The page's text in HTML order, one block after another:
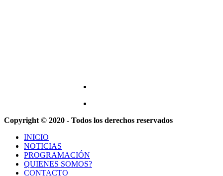
Copyright © 2020 - Todos los derechos reservados
INICIO
NOTICIAS
PROGRAMACIÓN
QUIENES SOMOS?
CONTACTO